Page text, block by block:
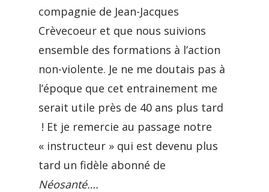
compagnie de Jean-Jacques
Crèvecoeur et que nous suivions
ensemble des formations à l’action
non-violente. Je ne me doutais pas à
l’époque que cet entrainement me
serait utile près de 40 ans plus tard
! Et je remercie au passage notre
« instructeur » qui est devenu plus
tard un fidèle abonné de
Néosanté….